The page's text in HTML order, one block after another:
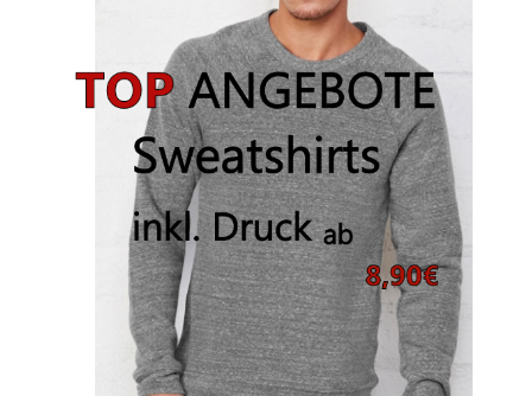
Arbeitskleidung bedrucken Much – Firmenlogo
Arbeitskleidung bedrucken Niedersachsen – Firmenlogo
Arbeitskleidung bedrucken Oldenburg – Firmenlogo
Arbeitskleidung bedrucken Osnabrück – Firmenlogo
Arbeitskleidung BEDRUCKEN SCHORNDORF /
Berufsbekleidung
Arbeitskleidung bedrucken Schwerin – Firmenlogo